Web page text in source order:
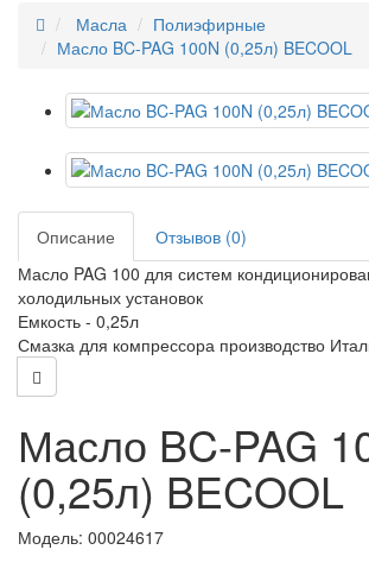
Масла
Полиэфирные
Масло BC-PAG 100N (0,25л) BECOOL
Описание
Отзывов (0)
Масло PAG 100 для систем
холодильных установок
Емкость - 0,25л
Смазка для компрессора производство
Масло BC-PAG
(0,25л) BECOOL
Модель: 00024617